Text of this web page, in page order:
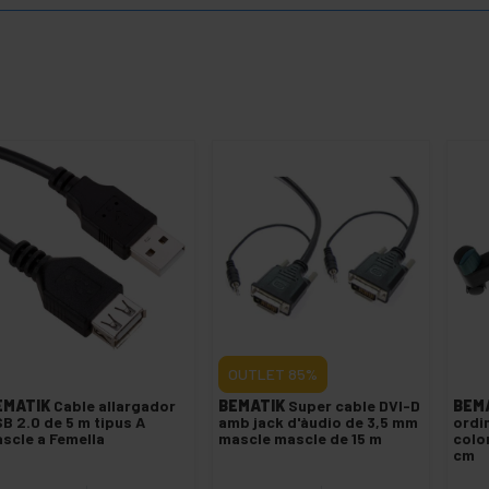
Cable allargador
2.0 de 5 m tipus A
a Femella
OUTLET 85%
BEMATIK Super cable DVI-D
amb jack d'àudio de 3,5 mm
mascle mascle de 15 m
cm